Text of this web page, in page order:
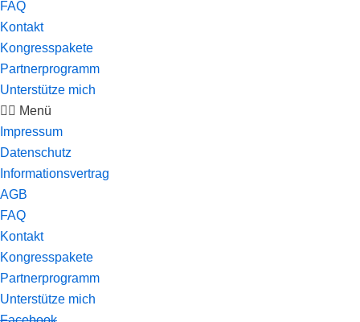
FAQ
Kontakt
Kongresspakete
Partnerprogramm
Unterstütze mich
Menü
Impressum
Datenschutz
Informationsvertrag
AGB
FAQ
Kontakt
Kongresspakete
Partnerprogramm
Unterstütze mich